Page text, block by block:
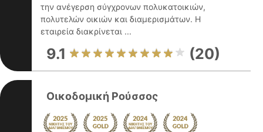
την ανέγερση σύγχρονων πολυκατοικιών,
πολυτελών οικιών και διαμερισμάτων. Η
εταιρεία διακρίνεται ...
9.1 (20)
Οικοδομική Ρούσσος